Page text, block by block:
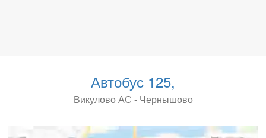
Автобус 125,
Викулово АС - Чернышово